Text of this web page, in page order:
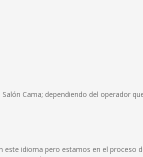
Cama; dependiendo del operador
idioma pero estamos en el proceso